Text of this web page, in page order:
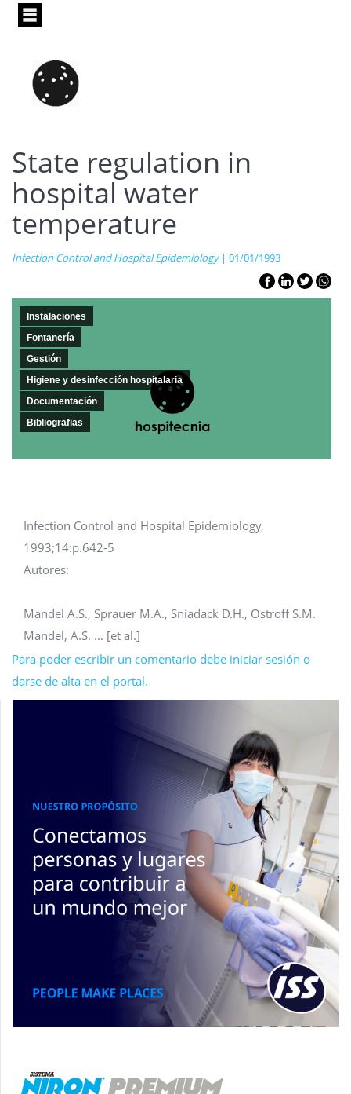
Pasar
principal
State regulation in
hospital water
temperature
Infection Control and Hospital Epidemiology| 01/01/1993
Instalaciones
Fontanería
Gestión
Higiene y desinfección hospitalaria
Documentación
Bibliografias
Infection Control and Hospital Epidemiology,
1993;14:p.642-5
Autores:
Mandel A.S., Sprauer M.A., Sniadack D.H., Ostroff S.M.
Mandel, A.S. ... [et al.]
Para poder escribir un comentario debe iniciar sesión o
darse de alta en el portal.